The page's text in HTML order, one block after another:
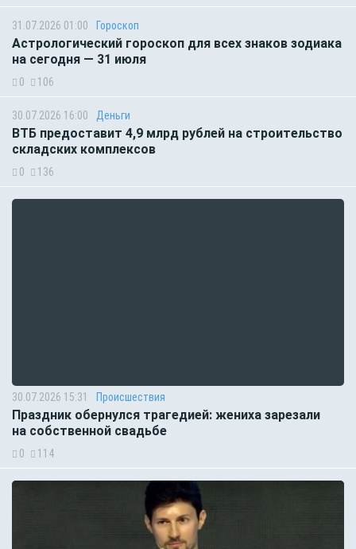
31.07.2026 01:00 Гороскоп
Астрологический гороскоп для всех знаков зодиака
на сегодня — 31 июля
0 106
30.07.2026 16:00 Деньги
ВТБ предоставит 4,9 млрд рублей на строительство
складских комплексов
0 136
30.07.2026 15:31 Происшествия
Праздник обернулся трагедией: жениха зарезали
на собственной свадьбе
0 114